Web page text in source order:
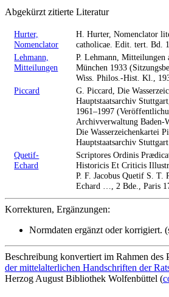
Abgekürzt zitierte Literatur
Hurter,
Nomenclator
H. Hurter, Nomenclator
catholicae. Edit. tert. Bd.
Lehmann,
Mitteilungen
P. Lehmann, Mitteilungen
München 1933
Wiss. Philos.-Hist. Kl.,
Piccard
G. Piccard, Die
Hauptstaatsarchiv
1961–1997
Archivverwaltung Baden-
Die Wasserzeichenkartei
Hauptstaatsarchiv
Quetif-
Echard
Scriptores Ordinis
Historicis Et Criticis
P. F. Jacobus Quetif S. T.
Echard …, 2 Bde., Paris
Korrekturen, Ergänzungen:
Normdaten ergänzt oder korrigiert.
Beschreibung konvertiert im Rahmen des
der mittelalterlichen Handschriften der
Herzog August Bibliothek Wolfenbüttel (